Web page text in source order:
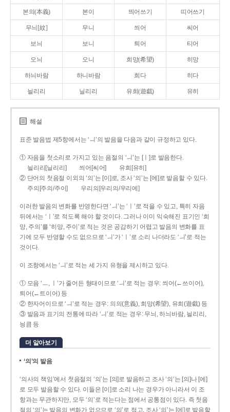
본의(本義) 본이 띄어쓰기 띠어쓰기
무늬[紋] 무니 씌어 씨어
보늬 보니 틔어 티어
오늬 오니 희망(希望) 히망
하늬바람 하니바람 희다 히다
늴리리 닐리리 유희(遊戱) 유히
해설
표준 발음법 제5항에서는 ‘ㅢ’의 발음을 다음과 같이 규정하고 있다.
① 자음을 첫소리로 가지고 있는 음절의 ‘ㅢ’는 [ㅣ]로 발음한다.
늴리리[닐리리]
씌어[씨어]
유희[유히]
② 단어의 첫음절 이외의 ‘의’는 [이]로, 조사 ‘의’는 [에]로 발음할 수 있다.
주의[주의/주이]
우리의[우리의/우리에]
이러한 발음의 변화를 반영한다면 ‘ㅢ’는 ‘ㅣ’로 적을 수 있고, 특히 자음
뒤에서는 ‘ㅣ’로 적도록 해야 할 것이다. 그러나 이미 익숙해진 표기인 ‘희
망, 주의’를 ‘히망, 주이’로 적는 것은 공감하기 어렵고 발음의 변화를 표
기에 모두 반영할 수도 없으므로 ‘ㅢ’가 ‘ㅣ’로 소리 나더라도 ‘ㅢ’로 적는
것이다.
이 조항에서는 ‘ㅢ’로 적는 세 가지 유형을 제시하고 있다.
① 모음 ‘ㅡ, ㅣ’가 줄어든 형태이므로 ‘ㅢ’로 적는 경우: 씌어(←쓰이어),
틔어(←트이어) 등
② 한자어이므로 ‘ㅢ’로 적는 경우: 의의(意義), 희망(希望), 유희(遊戱) 등
③ 발음과 표기의 전통에 따라 ‘ㅢ’로 적는 경우: 무늬, 하늬바람, 늴리리,
닁큼 등
더 알아보기
‘의’의 발음
‘의사의 책임’에서 첫음절의 ‘의’는 [의]로 발음하고 조사 ‘의’는 [의]나 [에]
로 모두 발음할 수 있다. 이들은 [이]로 소리 나는 경우가 아니라서 이 조
항과는 무관하지만, 모두 ‘의’로 적는다는 점에서 공통점이 있다. 즉 첫음
절의 ‘의’는 발음의 변화가 없으므로 ‘의’로 적고, 조사 ‘의’는 [에]로 발음할